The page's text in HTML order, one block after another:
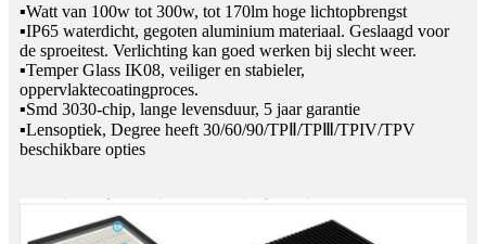
▪Watt van 100w tot 300w, tot 170lm hoge lichtopbrengst
▪IP65 waterdicht, gegoten aluminium materiaal. Geslaagd voor
de sproeitest. Verlichting kan goed werken bij slecht weer.
▪Temper Glass IK08, veiliger en stabieler,
oppervlaktecoatingproces.
▪Smd 3030-chip, lange levensduur, 5 jaar garantie
▪Lensoptiek, Degree heeft 30/60/90/TPⅡ/TPⅢ/TPIV/TPV
beschikbare opties